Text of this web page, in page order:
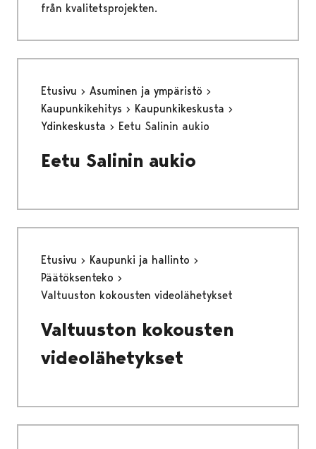
från kvalitetsprojekten.
Etusivu
Asuminen ja ympäristö
Kaupunkikehitys
Kaupunkikeskusta
Ydinkeskusta
Eetu Salinin aukio
Eetu Salinin aukio
Etusivu
Kaupunki ja hallinto
Päätöksenteko
Valtuuston kokousten videolähetykset
Valtuuston kokousten
videolähetykset